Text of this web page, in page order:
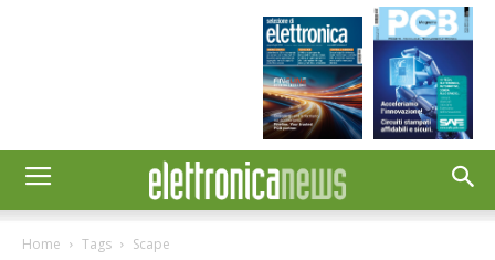
Home Tags Scape